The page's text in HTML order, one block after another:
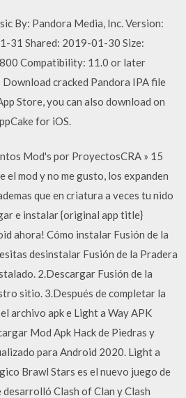
By: Pandora Media, Inc. Version:
31 Shared: 2019-01-30 Size:
Compatibility: 11.0 or later
cracked Pandora IPA file
Store, you can also download on
for iOS.
Mod's por ProyectosCRA » 15
mod y no me gusto, los expanden
que en criatura a veces tu nido
e instalar {original app title}
ahora! Cómo instalar Fusión de la
desinstalar Fusión de la Pradera
2.Descargar Fusión de la
sitio. 3.Después de completar la
archivo apk e Light a Way APK
Mod Apk Hack de Piedras y
para Android 2020. Light a
Brawl Stars es el nuevo juego de
desarrolló Clash of Clan y Clash